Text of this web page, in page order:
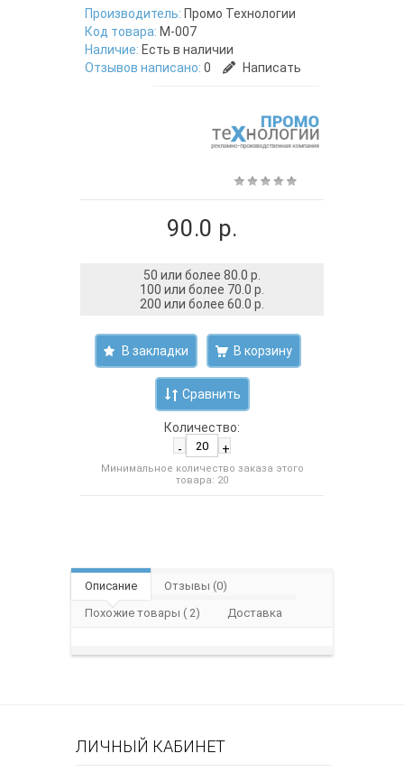
Производитель: Промо Технологии
Код товара: М-007
Наличие: Есть в наличии
Отзывов написано: 0 Написать
90.0 р.
50 или более 80.0 р.
100 или более 70.0 р.
200 или более 60.0 р.
В закладки
Сравнить
Количество:
-
+
Минимальное количество заказа этого
товара: 20
Описание
Отзывы (0)
Похожие товары ( 2)
Доставка
ЛИЧНЫЙ КАБИНЕТ